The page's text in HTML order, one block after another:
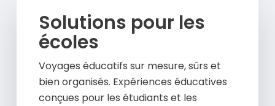
Solutions pour les
écoles
Voyages éducatifs sur mesure, sûrs et
bien organisés. Expériences éducatives
conçues pour les étudiants et les